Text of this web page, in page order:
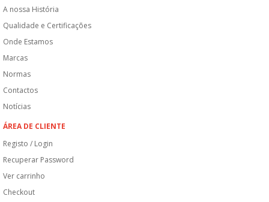
A nossa História
Qualidade e Certificações
Onde Estamos
Marcas
Normas
Contactos
Notícias
ÁREA DE CLIENTE
Registo / Login
Recuperar Password
Ver carrinho
Checkout